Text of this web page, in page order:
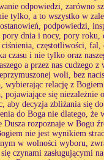
odpowiedzi, zarówno
tylko, a to wszystko w
podpowiedzi,
pory dnia i nocy, pory
ciśnienia, częstotliwości,
czasu i nie tylko oraz
a przez nas cudzego
woli, bez
wybierając relację z
pojawiające się
aby decyzja zbliżania się
do Boga nie dlatego, że
Dusza rozpoznaje w Bogu
nie jest wynikiem
w wolności wyboru,
czynami zasługującymi